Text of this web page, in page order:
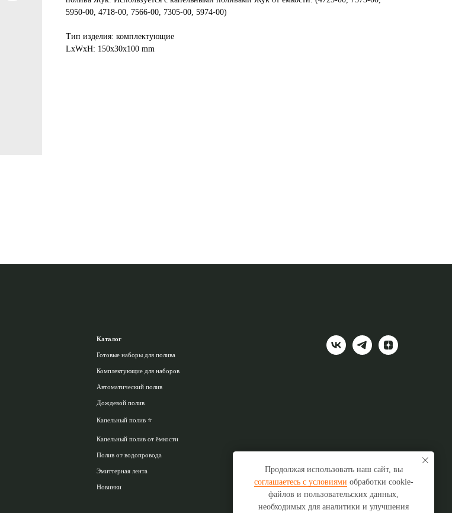
5950-00, 4718-00, 7566-00, 7305-00, 5974-00)
Тип изделия: комплектующие
LxWxH: 150x30x100 mm
Каталог
Готовые наборы для полива
Комплектующие для наборов
Автоматический полив
Дождевой полив
Капельный полив ⭐
Капельный полив от ёмкости
Полив от водопровода
Эмиттерная лента
Новинки
Продолжая использовать наш сайт, вы
соглашаетесь с условиями обработки cookie-
файлов и пользовательских данных,
необходимых для аналитики и улучшения